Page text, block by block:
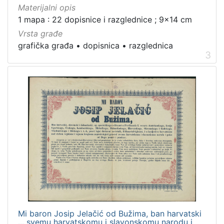
Materijalni opis
1 mapa : 22 dopisnice i razglednice ; 9x14 cm
Vrsta građe
grafička građa • dopisnica • razglednica
3
Mi baron Josip Jelačić od Bužima, ban harvatski
... svemu harvatskomu i slavonskomu narodu i